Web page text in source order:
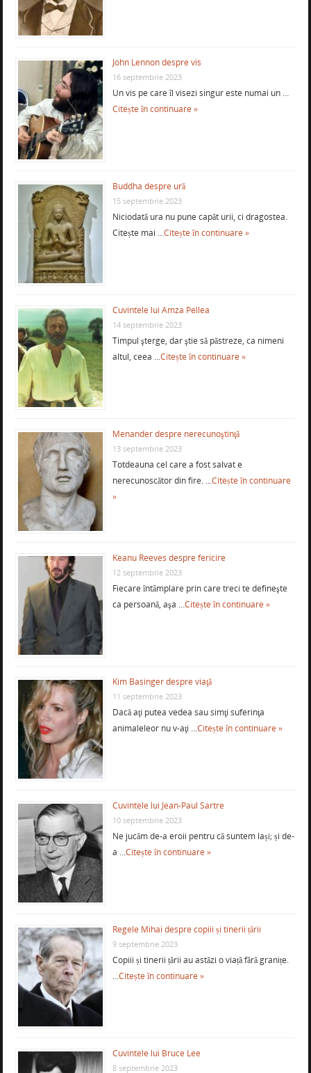
John Lennon despre vis
16 septembrie 2023
Un vis pe care îl visezi singur este numai un …
Citește în continuare »
Buddha despre ură
15 septembrie 2023
Niciodată ura nu pune capăt urii, ci dragostea.
Citește mai …Citește în continuare »
Cuvintele lui Amza Pellea
14 septembrie 2023
Timpul şterge, dar ştie să păstreze, ca nimeni
altul, ceea …Citește în continuare »
Menander despre nerecunoştinţă
13 septembrie 2023
Totdeauna cel care a fost salvat e
nerecunoscător din fire. …Citește în continuare
»
Keanu Reeves despre fericire
12 septembrie 2023
Fiecare întâmplare prin care treci te defineşte
ca persoană, aşa …Citește în continuare »
Kim Basinger despre viaţă
11 septembrie 2023
Dacă aţi putea vedea sau simţi suferinţa
animaleleor nu v-aţi …Citește în continuare »
Cuvintele lui Jean-Paul Sartre
10 septembrie 2023
Ne jucăm de-a eroii pentru că suntem lași; și de-
a …Citește în continuare »
Regele Mihai despre copiii și tinerii țării
9 septembrie 2023
Copiii și tinerii țării au astăzi o viață fără granițe.
…Citește în continuare »
Cuvintele lui Bruce Lee
8 septembrie 2023